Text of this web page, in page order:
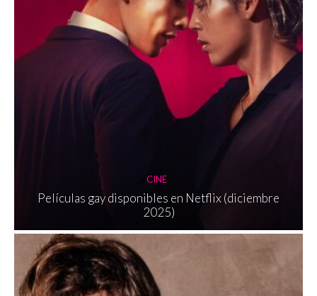
CINE
Películas gay disponibles en Netflix (diciembre
2025)